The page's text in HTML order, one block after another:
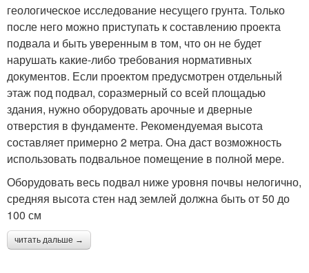
геологическое исследование несущего грунта. Только
после него можно приступать к составлению проекта
подвала и быть уверенным в том, что он не будет
нарушать какие-либо требования нормативных
документов. Если проектом предусмотрен отдельный
этаж под подвал, соразмерный со всей площадью
здания, нужно оборудовать арочные и дверные
отверстия в фундаменте. Рекомендуемая высота
составляет примерно 2 метра. Она даст возможность
использовать подвальное помещение в полной мере.
Оборудовать весь подвал ниже уровня почвы нелогично,
средняя высота стен над землей должна быть от 50 до
100 см
читать дальше →